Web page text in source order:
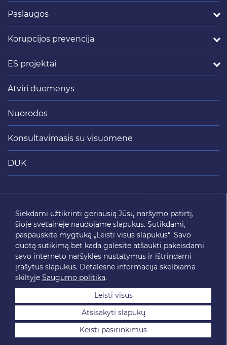
Paslaugos
Korupcijos prevencija
ES projektai
Atviri duomenys
Nuorodos
Konsultavimasis su visuomene
DUK
SEKITE MUS
2026 © SĮ „Susisiekimo paslaugos“. Visos teisės saugomos.
Siekdami užtikrinti geriausią Jūsų naršymo patirtį,
šioje svetainėje naudojame slapukus. Sutikdami,
paspauskite mygtuką „Leisti visus slapukus“. Savo
duotą sutikimą bet kada galėsite atšaukti pakeisdami
savo interneto naršyklės nustatymus ir ištrindami
įrašytus slapukus. Detalesnė informacija skelbiama
skiltyje Saugumo politika.
Leisti visus
Atsisakyti slapukų
Keisti pasirinkimus